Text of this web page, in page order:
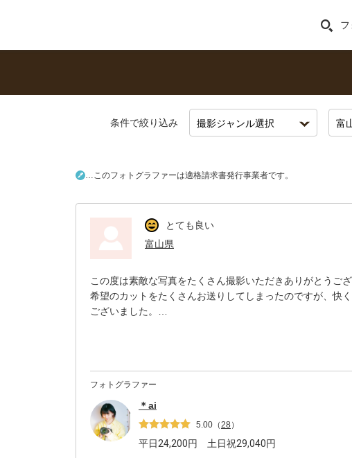
条件で絞り込み
…このフォトグラファーは適格請求書発行事業者です。
とても良い
富山県
この度は素敵な写真をたくさん撮影いただきありがとうご
希望のカットをたくさんお送りしてしまったのですが、快
ございました。
また、予定よりも出産が早まりましたが、日程変更をご提
すことができました。
かわいい写真をたくさんありがとうございます😭💕
フォトグラファー
＊ai
5.00 （28）
平日24,200円 土日祝29,040円